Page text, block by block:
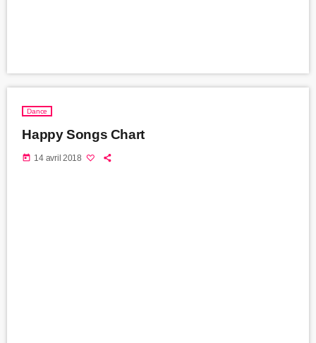
Dance
Happy Songs Chart
today 14 avril 2018